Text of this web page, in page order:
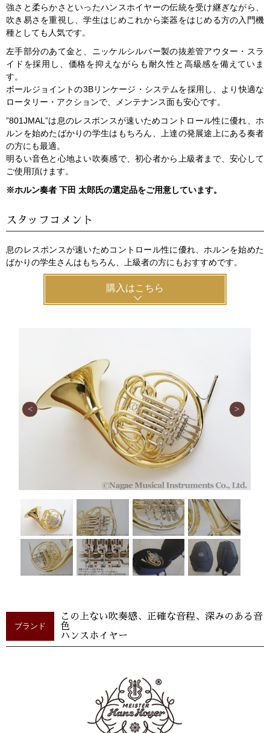
強さと柔らかさといったハンスホイヤーの伝統を受け継ぎながら、
吹き易さを重視し、学生はじめこれから楽器をはじめる方の入門機
種としても人気です。
左手部分のあて金と、ニッケルシルバー製の抜差管アウター・スラ
イドを採用し、価格を抑えながらも耐久性と高級感を備えていま
す。
ボールジョイントの3Bリンケージ・システムを採用し、より快適な
ロータリー・アクションで、メンテナンス面も安心です。
”801JMAL”は息のレスポンスが速いためコントロール性に優れ、ホ
ルンを始めたばかりの学生はもちろん、上達の発展途上にある奏者
の方にも最適。
明るい音色と心地よい吹奏感で、初心者から上級者まで、安心して
ご使用頂けます。
※ホルン奏者 下田 太郎氏の選定品をご用意しています。
スタッフコメント
息のレスポンスが速いためコントロール性に優れ、ホルンを始めた
ばかりの学生さんはもちろん、上級者の方にもおすすめです。
購入はこちら
ブランド
この上ない吹奏感、正確な音程、深みのある音
色
ハンスホイヤー